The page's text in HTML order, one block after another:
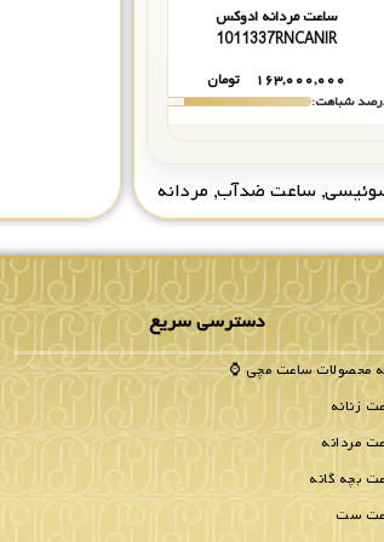
ساعت مردانه ادوکس
1011337RNCANIR
۱۶۳,۰۰۰,۰۰۰
تومان
شباهت:
, ساعت ضدآب, مردانه
دسترسی سریع
محصولات ساعت مچی ⌚
زنانه
مردانه
بچه گانه
ست